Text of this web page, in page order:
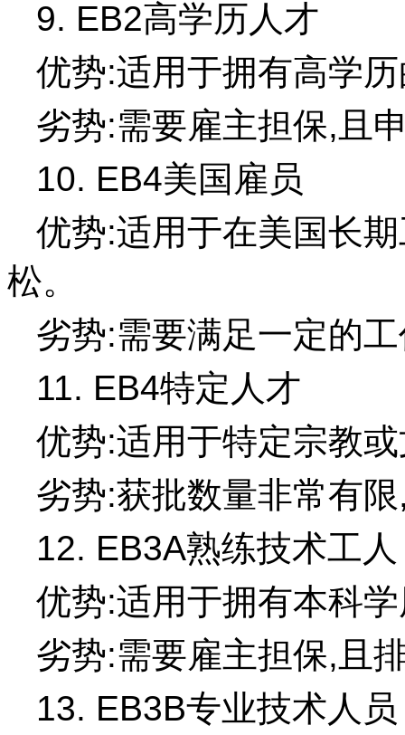
9. EB2高学历人才
优势:适用于拥有高学
劣势:需要雇主担保,且
10. EB4美国雇员
优势:适用于在美国长
松。
劣势:需要满足一定的
11. EB4特定人才
优势:适用于特定宗教
劣势:获批数量非常有
12. EB3A熟练技术工人
优势:适用于拥有本科
劣势:需要雇主担保,且
13. EB3B专业技术人员